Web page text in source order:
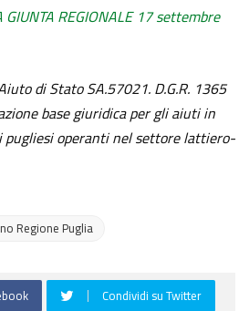
GIUNTA REGIONALE 17 settembre
di Stato SA.57021. D.G.R. 1365
base giuridica per gli aiuti in
operanti nel settore lattiero-
Regione Puglia
Condividi su Twitter